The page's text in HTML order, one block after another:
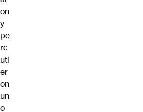
on
y
pe
rc
uti
er
on
un
o